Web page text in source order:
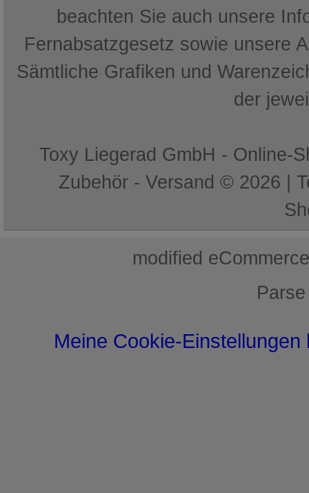
beachten Sie auch unsere
Fernabsatzgesetz sowie unsere
Sämtliche Grafiken und
der
Toxy Liegerad GmbH - Online-
Zubehör - Versand © 2026 |
mod ified
Meine Cookie-